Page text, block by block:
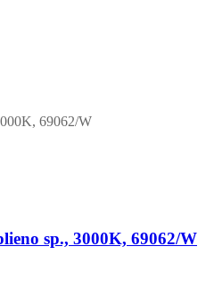
sp., 3000K, 69062/W